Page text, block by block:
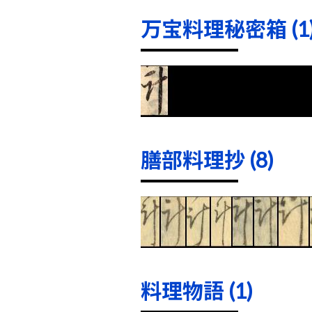
万宝料理秘密箱
膳部料理抄 (8)
料理物語 (1)